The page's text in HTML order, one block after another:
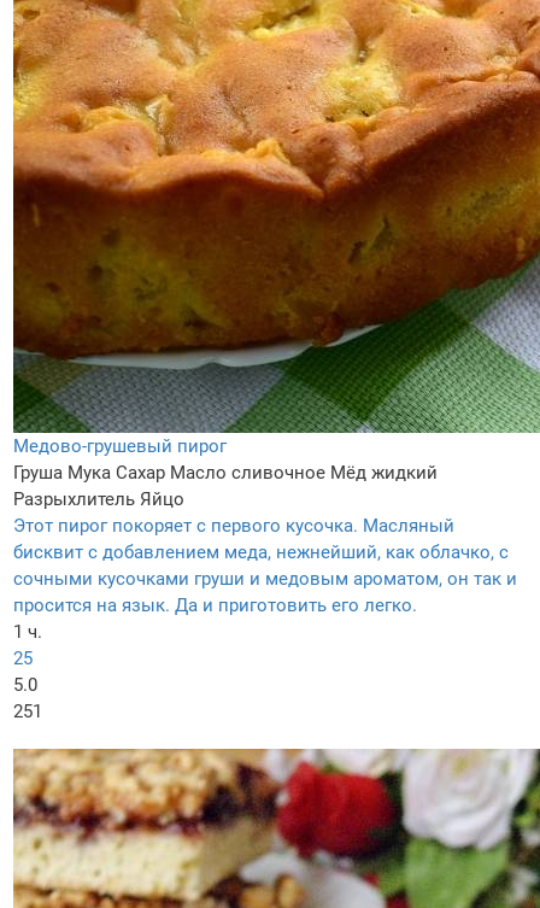
Медово-грушевый пирог
Груша Мука Сахар Масло сливочное Мёд жидкий
Разрыхлитель Яйцо
Этот пирог покоряет с первого кусочка. Масляный
бисквит с добавлением меда, нежнейший, как облачко, с
сочными кусочками груши и медовым ароматом, он так и
просится на язык. Да и приготовить его легко.
1 ч.
25
5.0
251